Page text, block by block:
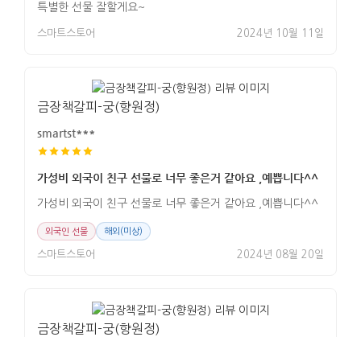
특별한 선물 잘할게요~
스마트스토어 2024년 10월 11일
금장책갈피-궁(향원정)
smartst***
가성비 외국이 친구 선물로 너무 좋은거 같아요 ,예쁩니다^^
가성비 외국이 친구 선물로 너무 좋은거 같아요 ,예쁩니다^^
외국인 선물 해외(미상)
스마트스토어 2024년 08월 20일
금장책갈피-궁(향원정)